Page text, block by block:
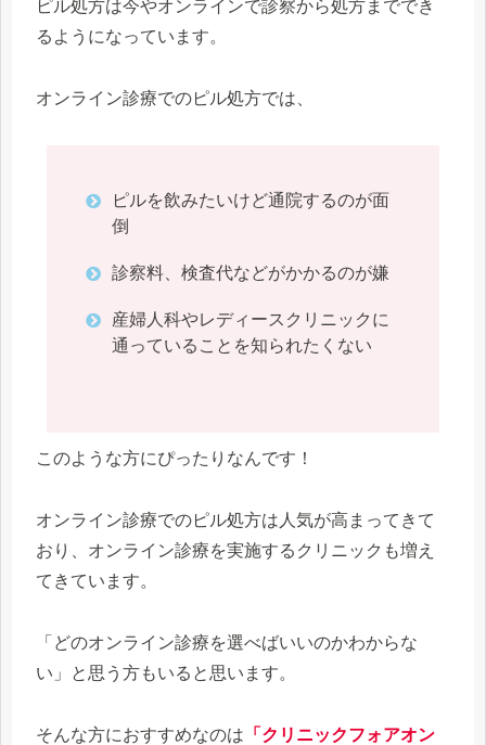
ピル処方は今やオンラインで診察から処方まででき
るようになっています。
オンライン診療でのピル処方では、
ピルを飲みたいけど通院するのが面
倒
診察料、検査代などがかかるのが嫌
産婦人科やレディースクリニックに
通っていることを知られたくない
このような方にぴったりなんです！
オンライン診療でのピル処方は人気が高まってきて
おり、オンライン診療を実施するクリニックも増え
てきています。
「どのオンライン診療を選べばいいのかわからな
い」と思う方もいると思います。
そんな方におすすめなのは 「クリニックフォアオン